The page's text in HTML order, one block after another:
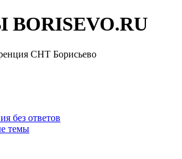
СНТ Борисьево
без ответов
темы